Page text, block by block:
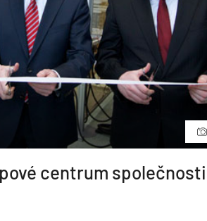
centrum společnosti